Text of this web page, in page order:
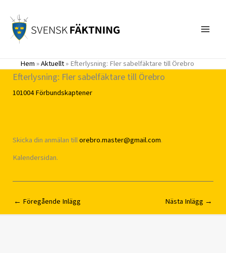
innehåll
Hem»Aktuellt»Efterlysning: Fler sabelfäktare till Örebro
Efterlysning: Fler sabelfäktare till Örebro
101004Förbundskaptener
Skicka din anmälan tillorebro.master@gmail.com.
Kalendersidan.
← Föregående Inlägg Nästa Inlägg →